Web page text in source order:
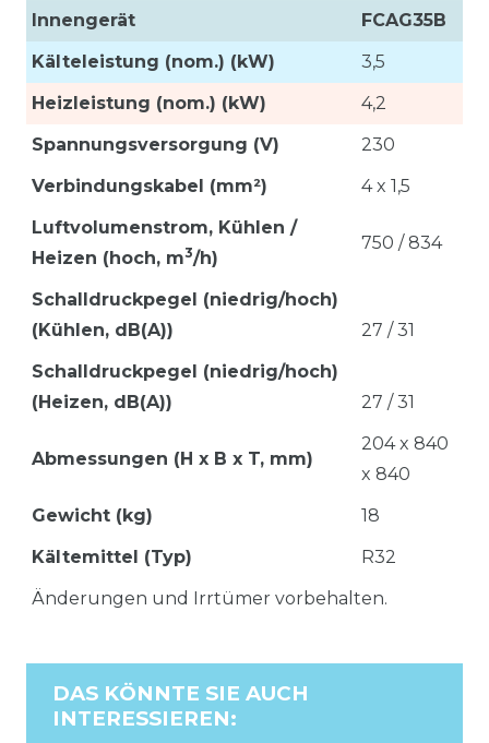
Innengerät
FCAG35B
Kälteleistung (nom.) (kW)
3,5
Heizleistung (nom.) (kW)
4,2
Spannungsversorgung (V)
230
Verbindungskabel (mm²)
4 x 1,5
Luftvolumenstrom, Kühlen /
Heizen (hoch, m3/h)
750 / 834
Schalldruckpegel (niedrig/hoch)
(Kühlen, dB(A))
27 / 31
Schalldruckpegel (niedrig/hoch)
(Heizen, dB(A))
27 / 31
Abmessungen (H x B x T, mm)
204 x 840
x 840
Gewicht (kg)
18
Kältemittel (Typ)
R32
Änderungen und Irrtümer vorbehalten.
DAS KÖNNTE SIE AUCH
INTERESSIEREN: